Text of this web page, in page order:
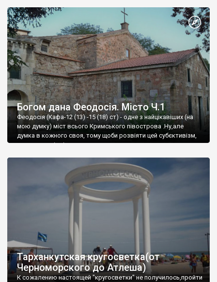
Богом дана Феодосія. Місто Ч.1
Феодосія (Кафа-12 (13) -15 (18) ст) - одне з найцікавіших (на
мою думку) міст всього Кримського півострова .Ну,але
думка в кожного своя, тому щоби розвіяти цей субєктивізм,
запрошую відвідати це
Тарханкутская кругосветка(от
Черноморского до Атлеша)
К сожалению настоящей "кругосветки" не получилось,пройти